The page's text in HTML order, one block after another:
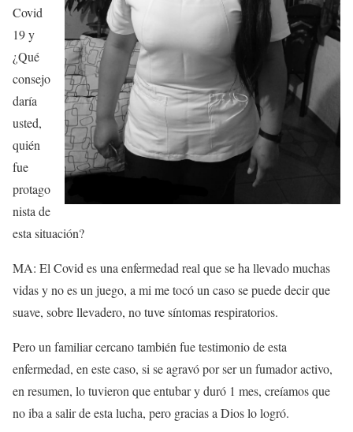
Covid
19 y
¿Qué
consejo
daría
usted,
quién
fue
protago
nista de
esta situación?
MA: El Covid es una enfermedad real que se ha llevado muchas
vidas y no es un juego, a mi me tocó un caso se puede decir que
suave, sobre llevadero, no tuve síntomas respiratorios.
Pero un familiar cercano también fue testimonio de esta
enfermedad, en este caso, si se agravó por ser un fumador activo,
en resumen, lo tuvieron que entubar y duró 1 mes, creíamos que
no iba a salir de esta lucha, pero gracias a Dios lo logró.